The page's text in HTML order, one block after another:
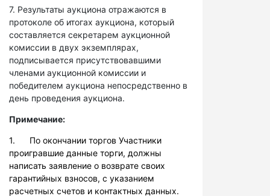
7. Результаты аукциона отражаются в
протоколе об итогах аукциона, который
составляется секретарем аукционной
комиссии в двух экземплярах,
подписывается присутствовавшими
членами аукционной комиссии и
победителем аукциона непосредственно в
день проведения аукциона.
Примечание:
1. По окончании торгов Участники
проигравшие данные торги, должны
написать заявление о возврате своих
гарантийных взносов, с указанием
расчетных счетов и контактных данных.